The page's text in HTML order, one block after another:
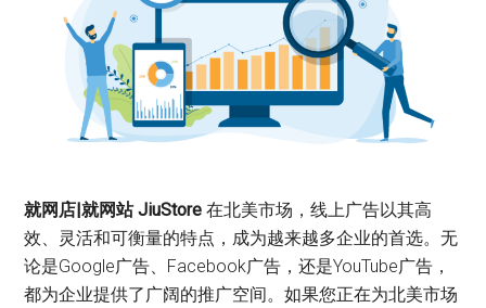
就网店|就网站 JiuStore 在北美市场，线上广告以其高
效、灵活和可衡量的特点，成为越来越多企业的首选。无
论是Google广告、Facebook广告，还是YouTube广告，
都为企业提供了广阔的推广空间。如果您正在为北美市场